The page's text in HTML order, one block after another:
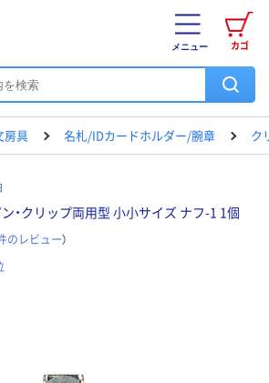
カゴ
メニュー
房具 名札/IDカードホルダー/腕章 ク
・クリップ両用型 小小サイズ ナフ-1 1個
のレビュー）